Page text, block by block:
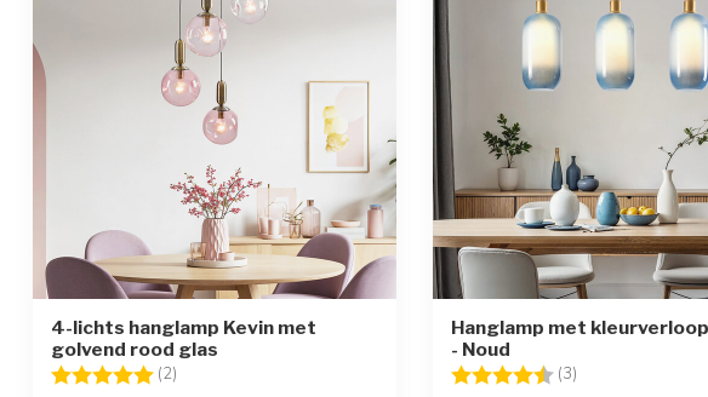
4-lichts hanglamp Kevin met
golvend rood glas
Beoordeling: (2)
Hanglamp met
- Noud
Beoordeling: (3)